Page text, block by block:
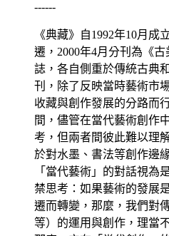
------
《典藏》自1992年10月
遷，2000年4月分刊為《
誌，各自側重於傳統古典
刊，除了反映當時藝術市
收藏與創作發展的分路而
間，儘管在當代藝術創作
考，但兩者間彼此難以理
於對水墨、書法等創作邊
「當代藝術」的對話視為
禁思考：如果藝術的發展
遷而轉變，那麼，我們對
等）的運用與創作，理當